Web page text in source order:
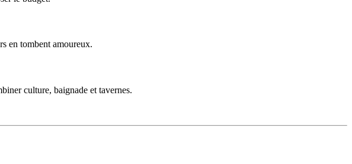
en tombent amoureux.
culture, baignade et tavernes.